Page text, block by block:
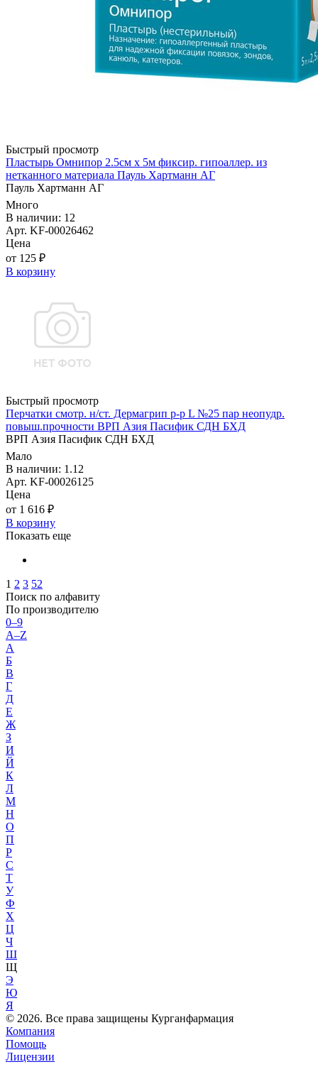
Быстрый просмотр
Пластырь Омнипор 2.5см х 5м фиксир. гипоаллер. из
нетканного материала Пауль Хартманн AГ
Пауль Хартманн AГ
Много
В наличии: 12
Арт. KF-00026462
Цена
от 125 ₽
В корзину
Быстрый просмотр
Перчатки смотр. н/ст. Дермагрип р-р L №25 пар неопудр.
повыш.прочности ВРП Азия Пасифик СДН БХД
ВРП Азия Пасифик СДН БХД
Мало
В наличии: 1.12
Арт. KF-00026125
Цена
от 1 616 ₽
В корзину
Показать еще
1 2 3 52
Поиск по алфавиту
По производителю
0–9
A–Z
А
Б
В
Г
Д
Е
Ж
З
И
Й
К
Л
М
Н
О
П
Р
С
Т
У
Ф
Х
Ц
Ч
Ш
Щ
Э
Ю
Я
© 2026. Все права защищены Курганфармация
Компания
Помощь
Лицензии